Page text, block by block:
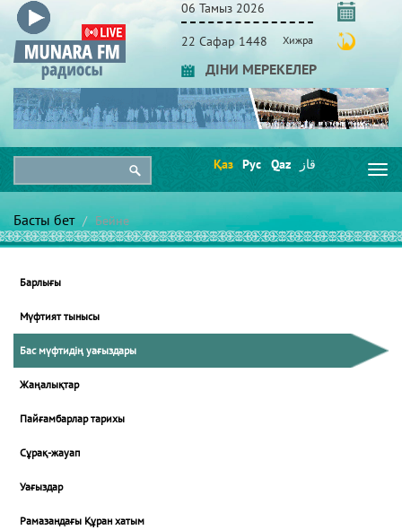
06 Тамыз 2026
22 Сафар 1448 Хижра
ДІНИ МЕРЕКЕЛЕР
Қаз Рус Qaz قاز
Басты бет Бейне
Барлығы
Мүфтият тынысы
Бас мүфтидің уағыздары
Жаңалықтар
Пайғамбарлар тарихы
Сұрақ-жауап
Уағыздар
Рамазандағы Құран хатым